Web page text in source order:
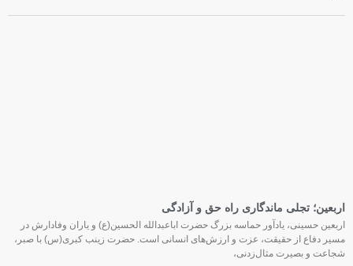
اربعین؛ تجلی ماندگاری راه حق و آزادگی
اربعین حسینی، یادآور حماسه بزرگ حضرت اباعبدالله الحسین(ع) و یاران وفادارش در
مسیر دفاع از حقیقت، عزت و ارزش‌های انسانی است. حضرت زینب کبری(س) با صبر،
شجاعت و بصیرت مثال‌زدنی،